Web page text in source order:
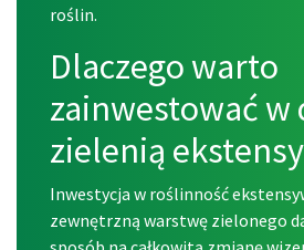
roślin.
Dlaczego warto
zainwestować w
zielenią
Inwestycja w roślinność
zewnętrzną warstwę zielonego